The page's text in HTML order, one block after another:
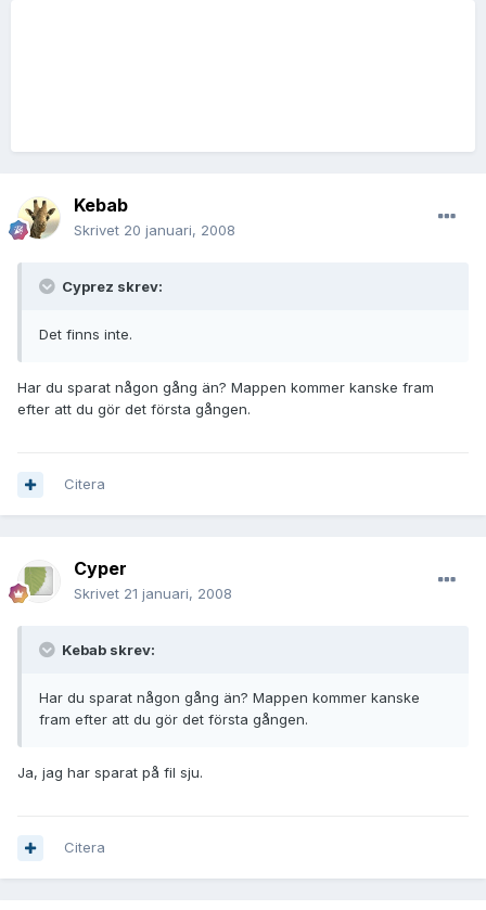
Kebab
Skrivet 20 januari, 2008
Cyprez skrev:
Det finns inte.
Har du sparat någon gång än? Mappen kommer kanske fram
efter att du gör det första gången.
Citera
Cyper
Skrivet 21 januari, 2008
Kebab skrev:
Har du sparat någon gång än? Mappen kommer kanske
fram efter att du gör det första gången.
Ja, jag har sparat på fil sju.
Citera